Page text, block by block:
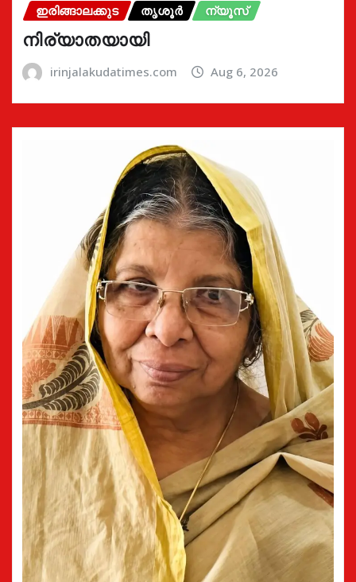
ഇരിങ്ങാലക്കുട തൃശൂർ ന്യൂസ്
നിര്യാതയായി
irinjalakudatimes.com Aug 6, 2026